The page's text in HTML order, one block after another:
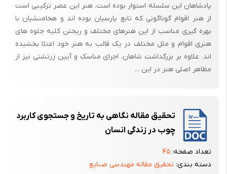
شده روزگار هخامنشیان» هستند. بخش عظم نگاره‌های این کاخ متعلق به
نمایندگان هیئت‌های ملل تحت حکومت‌اند و هر یک گزیده‌ترین پیشکش
سرزمین خویش را به پیشگاه شاهنشاه می‌آورند و در جامه‌ی خود و با آرایش
چهره و اندام خود تصویر شدند و ویژگی‌های بومی خود را به نمایش می‌نهند.
آنها برای ورود به کاخ بزرگ آپادانا (تالار پذیرش) به انتظار صف کشیده‌اند.
حکومت پارسی‌اند. نگاره‌های تخت جمشید فراوانند و به دو دسته‌ی عمده
تقسیم می‌شوند: گروه نخست نقوشی هستند که جنبه تزئینی و نمایشی دارند
و غالباً تک معنایی‌اند. گروه دوم نگار کنده‌هایی هستند که نمادین‌اند و معنای
یگانه‌ای ندارند. این گونه نگاره‌ها در زمره‌ی مجهولات هنر و معماری
هخامنشی‌اند و بیش از هر قسمت تخت جمشید بیننده را به تأمل و تحسین
پادشاهان این سلسله استوار بوده است. هنر این عصر ترکیبی است
از هنر اقوام گوناگونی که تابع پارسیان بوده اند و هخامنشیان با
بهره گیری مناسب از این هنرهای مختلف و ریختن کلیه جلوه های
هنری اقوام و ملل مختلف در یک قالب به هنر خود اعتلا بخشیده
اند. علاوه بر بزرگداشت شاهان، اجرای مناسک و آیین زرتشتی نیز از
مظاهر اصلی هنر در این ...
تحقیق مقاله نگاهی به تاریخ و جستجوی کاربرد
چوب در زندگی انسان
تعداد صفحه: ۴۵
دسته بندی: تحقیق مقاله مهندسی صنایع